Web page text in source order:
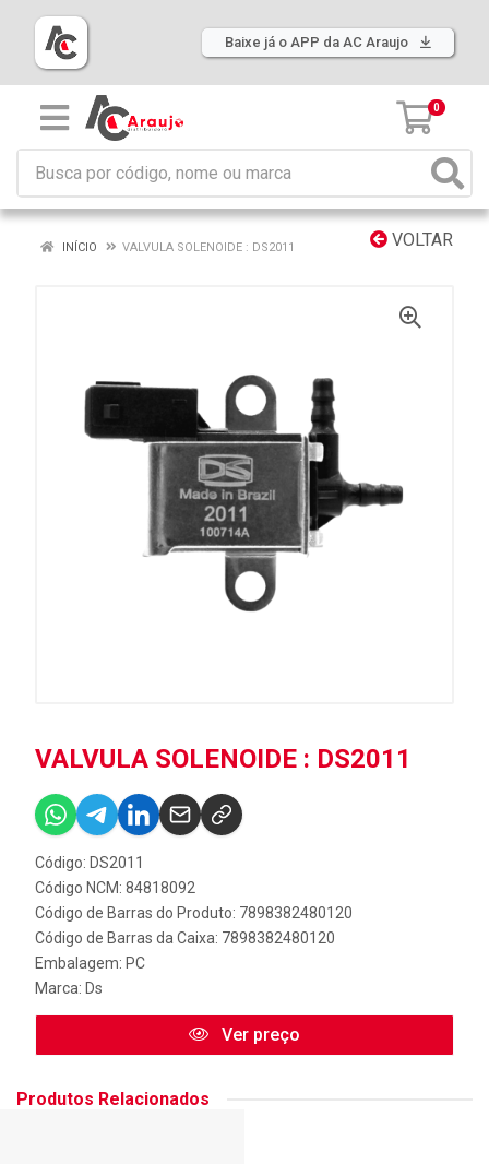
Baixe já o APP da AC Araujo
0
VOLTAR
INÍCIO VALVULA SOLENOIDE : DS2011
VALVULA SOLENOIDE : DS2011
Código: DS2011
Código NCM: 84818092
Código de Barras do Produto: 7898382480120
Código de Barras da Caixa: 7898382480120
Embalagem: PC
Marca: Ds
Ver preço
Produtos Relacionados